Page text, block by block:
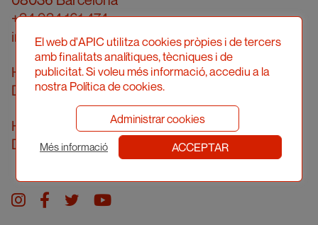
+34 934 161 474
info@apic.cat
Horari d’atenció telefònica
De dilluns a divendres de 10 a 14h
Horari d’atenció presencial
Demanar cita prèvia
Instagram
facebook
twitteryoutube
El web d'APIC utilitza cookies pròpies i de tercers
amb finalitats analítiques, tècniques i de
publicitat. Si voleu més informació, accediu a la
nostra Política de cookies.
Administrar cookies
Més informació ACCEPTAR